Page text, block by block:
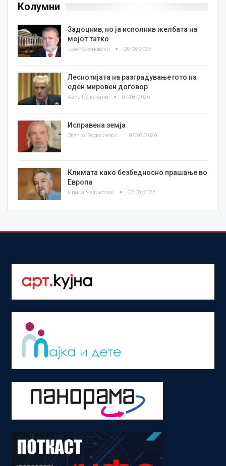
Колумни
Задоцнив, но ја исполнив желбата на
мојот татко
Јове Кекеновски 08/08/2026
Леснотијата на разградувањетото на
еден мировен договор
Азис Положани 07/08/2026
Исправена земја
07/08/2026
Климата како безбедносно прашање во
Европа
Ивица Челиковиќ 07/08/2026